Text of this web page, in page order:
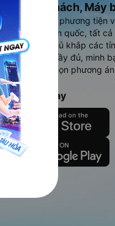
vé Xe khách, Máy
đặt vé đa phương tiện
đường toàn quốc, tất
xe du lịch phủ khắp các
thị thông tin đầy đủ, minh
sánh và lựa chọn phương
nhất.
Vexere ngay